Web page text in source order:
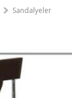
Sandalyeler